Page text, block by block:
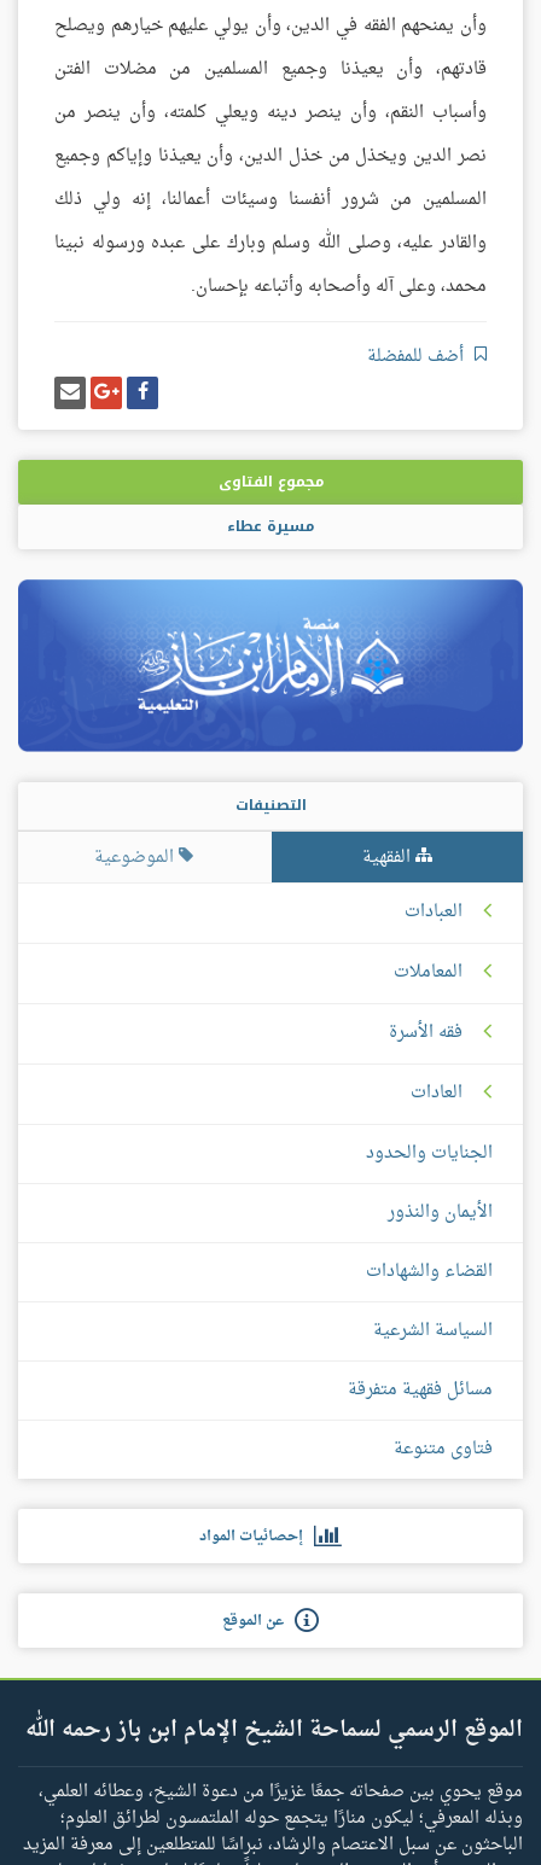
وأن يمنحهم الفقه في الدين، وأن يولي عليهم خيارهم ويصلح
قادتهم، وأن يعيذنا وجميع المسلمين من مضلات الفتن
وأسباب النقم، وأن ينصر دينه ويعلي كلمته، وأن ينصر من
نصر الدين ويخذل من خذل الدين، وأن يعيذنا وإياكم وجميع
المسلمين من شرور أنفسنا وسيئات أعمالنا، إنه ولي ذلك
والقادر عليه، وصلى الله وسلم وبارك على عبده ورسوله نبينا
محمد، وعلى آله وأصحابه وأتباعه بإحسان.
أضف للمفضلة
شارك
على
فيسبوك
شارك
على
غوغل
بلس
إرسل
إيميل
مجموع الفتاوى
مسيرة عطاء
التصنيفات
الفقهية
الموضوعية
العبادات
المعاملات
فقه الأسرة
العادات
الجنايات والحدود
الأيمان والنذور
القضاء والشهادات
السياسة الشرعية
مسائل فقهية متفرقة
فتاوى متنوعة
إحصائيات المواد
عن الموقع
الموقع الرسمي لسماحة الشيخ الإمام ابن باز رحمه الله
موقع يحوي بين صفحاته جمعًا غزيرًا من دعوة الشيخ، وعطائه العلمي،
وبذله المعرفي؛ ليكون منارًا يتجمع حوله الملتمسون لطرائق العلوم؛
الباحثون عن سبل الاعتصام والرشاد، نبراسًا للمتطلعين إلى معرفة المزيد